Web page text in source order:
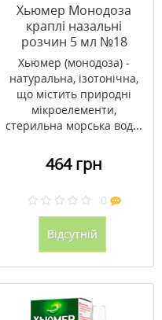
Хьюмер Монодоза
краплі назальні
розчин 5 мл №18
Хьюмер (монодоза) -
натуральна, ізотонічна,
що містить природні
мікроелементи,
стерильна морська вод...
464 грн
0
Відсутній